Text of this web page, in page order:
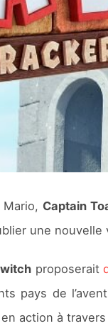
Captain
une nouvelle
proposerait
pays de
action à